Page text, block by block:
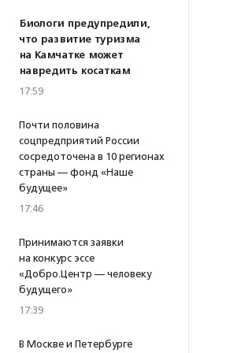
Биологи предупредили,
что развитие туризма
на Камчатке может
навредить косаткам
17:59
Почти половина
соцпредприятий России
сосредоточена в 10 регионах
страны — фонд «Наше
будущее»
17:46
Принимаются заявки
на конкурс эссе
«Добро.Центр — человеку
будущего»
17:39
В Москве и Петербурге